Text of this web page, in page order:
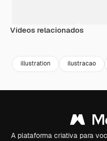
Vídeos relacionados
illustration ilustracao
A plataforma criativa para